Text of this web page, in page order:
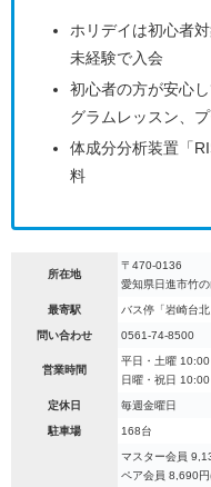
ホリデイは初心者
未経験で入会
初心者の方が安心
グラムレッスン、
体成分分析装置「
料
所在地
〒470-0136
愛知県日進市竹
最寄駅 バス停「岩崎台
問い合わせ 0561-74-8500
営業時間
平日・土曜
日曜・祝日
定休日 毎週金曜日
駐車場 168台
マスター会員
ペア会員 8,690円